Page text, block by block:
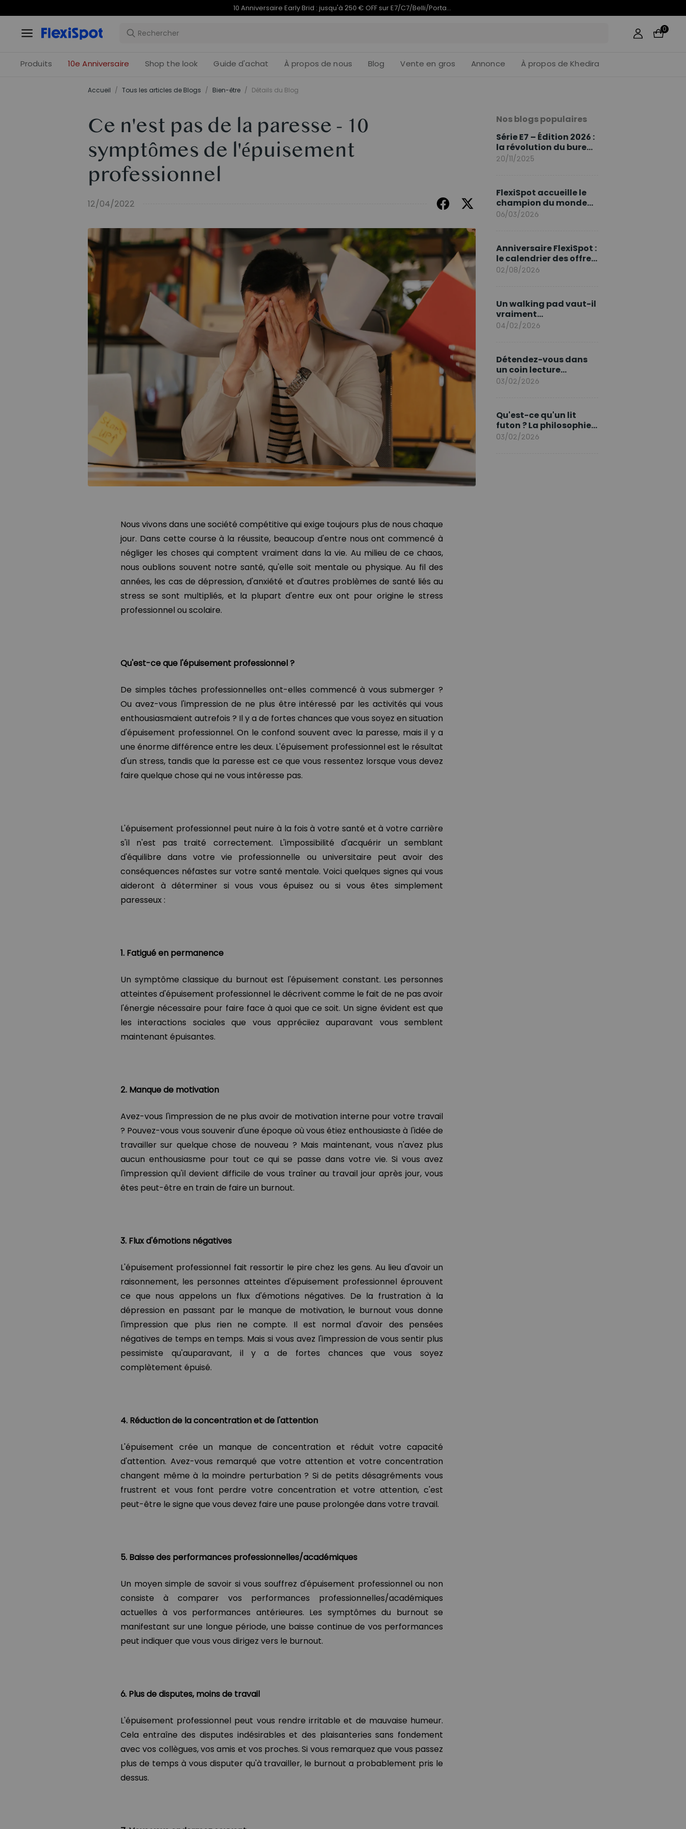
Offres du 10e anniversaire | C7 Morpher dès 579,99 € Termine en 11j 14
0
Produits 10e Anniversaire Shop the look Guide d'achat À propos de nous Blog Vente en gros Annonce À propos de Khedira
Accueil / Tous les articles de Blogs / Bien-être / Détails du Blog
Ce n'est pas de la paresse - 10
symptômes de l'épuisement
professionnel
12/04/2022
Nous vivons dans une société compétitive qui exige toujours plus de nous chaque
jour. Dans cette course à la réussite, beaucoup d'entre nous ont commencé à
négliger les choses qui comptent vraiment dans la vie. Au milieu de ce chaos,
nous oublions souvent notre santé, qu'elle soit mentale ou physique. Au fil des
années, les cas de dépression, d'anxiété et d'autres problèmes de santé liés au
stress se sont multipliés, et la plupart d'entre eux ont pour origine le stress
professionnel ou scolaire.
Qu'est-ce que l'épuisement professionnel ?
De simples tâches professionnelles ont-elles commencé à vous submerger ?
Ou avez-vous l'impression de ne plus être intéressé par les activités qui vous
enthousiasmaient autrefois ? Il y a de fortes chances que vous soyez en situation
d'épuisement professionnel. On le confond souvent avec la paresse, mais il y a
une énorme différence entre les deux. L'épuisement professionnel est le résultat
d'un stress, tandis que la paresse est ce que vous ressentez lorsque vous devez
faire quelque chose qui ne vous intéresse pas.
L'épuisement professionnel peut nuire à la fois à votre santé et à votre carrière
s'il n'est pas traité correctement. L'impossibilité d'acquérir un semblant
d'équilibre dans votre vie professionnelle ou universitaire peut avoir des
conséquences néfastes sur votre santé mentale. Voici quelques signes qui vous
aideront à déterminer si vous vous épuisez ou si vous êtes simplement
paresseux :
1. Fatigué en permanence
Un symptôme classique du burnout est l'épuisement constant. Les personnes
atteintes d'épuisement professionnel le décrivent comme le fait de ne pas avoir
l'énergie nécessaire pour faire face à quoi que ce soit. Un signe évident est que
les interactions sociales que vous appréciiez auparavant vous semblent
maintenant épuisantes.
2. Manque de motivation
Avez-vous l'impression de ne plus avoir de motivation interne pour votre travail
? Pouvez-vous vous souvenir d'une époque où vous étiez enthousiaste à l'idée de
travailler sur quelque chose de nouveau ? Mais maintenant, vous n'avez plus
aucun enthousiasme pour tout ce qui se passe dans votre vie. Si vous avez
l'impression qu'il devient difficile de vous traîner au travail jour après jour, vous
êtes peut-être en train de faire un burnout.
3. Flux d'émotions négatives
L'épuisement professionnel fait ressortir le pire chez les gens. Au lieu d'avoir un
raisonnement, les personnes atteintes d'épuisement professionnel éprouvent
ce que nous appelons un flux d'émotions négatives. De la frustration à la
dépression en passant par le manque de motivation, le burnout vous donne
l'impression que plus rien ne compte. Il est normal d'avoir des pensées
négatives de temps en temps. Mais si vous avez l'impression de vous sentir plus
pessimiste qu'auparavant, il y a de fortes chances que vous soyez
complètement épuisé.
4. Réduction de la concentration et de l'attention
L'épuisement crée un manque de concentration et réduit votre capacité
d'attention. Avez-vous remarqué que votre attention et votre concentration
changent même à la moindre perturbation ? Si de petits désagréments vous
frustrent et vous font perdre votre concentration et votre attention, c'est
peut-être le signe que vous devez faire une pause prolongée dans votre travail.
5. Baisse des performances professionnelles/académiques
Un moyen simple de savoir si vous souffrez d'épuisement professionnel ou non
consiste à comparer vos performances professionnelles/académiques
actuelles à vos performances antérieures. Les symptômes du burnout se
manifestant sur une longue période, une baisse continue de vos performances
peut indiquer que vous vous dirigez vers le burnout.
6. Plus de disputes, moins de travail
L'épuisement professionnel peut vous rendre irritable et de mauvaise humeur.
Cela entraîne des disputes indésirables et des plaisanteries sans fondement
avec vos collègues, vos amis et vos proches. Si vous remarquez que vous passez
plus de temps à vous disputer qu'à travailler, le burnout a probablement pris le
dessus.
Nos blogs populaires
Série E7 – Édition 2026 :
la révolution du bureau
assis debout continue
20/11/2025
FlexiSpot accueille le
champion du monde
Sami Khedira comme
06/03/2026
Anniversaire FlexiSpot :
le calendrier des offres
d’août
02/08/2026
Un walking pad vaut-il
vraiment
l'investissement ?
04/02/2026
Détendez-vous dans
un coin lecture
printanier
03/02/2026
Qu'est-ce qu'un lit
futon ? La philosophie
du sommeil japonais
03/02/2026